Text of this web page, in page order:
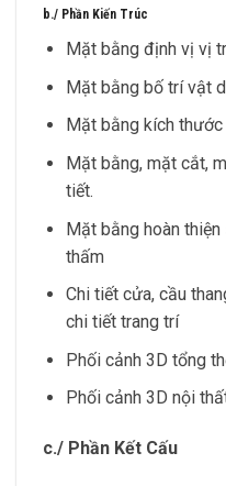
b./ Phần Kiến Trúc
Mặt bằng định vị vị
Mặt bằng bố trí vật
Mặt bằng kích thước
Mặt bằng, mặt cắt,
tiết.
Mặt bằng hoàn
thấm
Chi tiết cửa, cầu
chi tiết trang trí
Phối cảnh 3D tổng
Phối cảnh 3D nội
c./ Phần Kết Cấu